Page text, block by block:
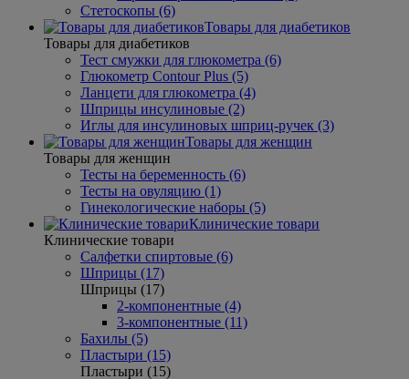
Стетоскопы (6)
Товары для диабетиков
Товары для диабетиков
Тест смужки для глюкометра (6)
Глюкометр Contour Plus (5)
Ланцети для глюкометра (4)
Шприцы инсулиновые (2)
Иглы для инсулиновых шприц-ручек (3)
Товары для женщин
Товары для женщин
Тесты на беременность (6)
Тесты на овуляцию (1)
Гинекологические наборы (5)
Клинические товари
Клинические товари
Салфетки спиртовые (6)
Шприцы (17)
Шприцы (17)
2-компонентные (4)
3-компонентные (11)
Бахилы (5)
Пластыри (15)
Пластыри (15)